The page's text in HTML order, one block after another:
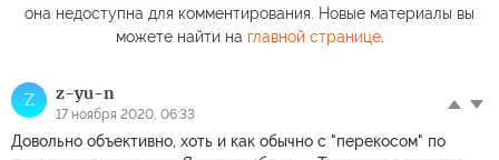
она недоступна для комментирования. Новые материалы вы
можете найти на главной странице.
Z z-yu-n
17 ноября 2020, 06:33
Довольно объективно, хоть и как обычно с "перекосом" по